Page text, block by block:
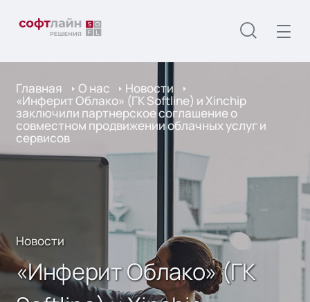
Главная О нас Новости
«Инферит Облако» (ГК Softline) и Xinchip
заключили партнерское соглашение о
совместном продвижении облачных услуг и
сервисов
Новости
«Инферит Облако» (ГК